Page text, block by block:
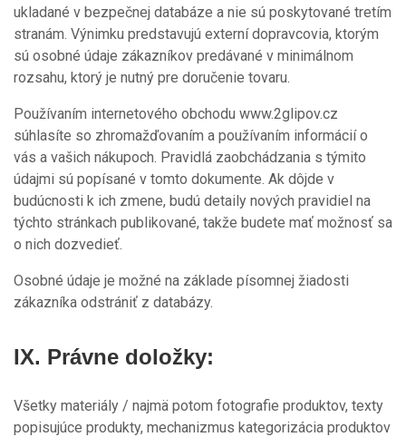
ukladané v bezpečnej databáze a nie sú poskytované tretím
stranám. Výnimku predstavujú externí dopravcovia, ktorým
sú osobné údaje zákazníkov predávané v minimálnom
rozsahu, ktorý je nutný pre doručenie tovaru.
Používaním internetového obchodu www.2glipov.cz
súhlasíte so zhromažďovaním a používaním informácií o
vás a vašich nákupoch. Pravidlá zaobchádzania s týmito
údajmi sú popísané v tomto dokumente. Ak dôjde v
budúcnosti k ich zmene, budú detaily nových pravidiel na
týchto stránkach publikované, takže budete mať možnosť sa
o nich dozvedieť.
Osobné údaje je možné na základe písomnej žiadosti
zákazníka odstrániť z databázy.
IX. Právne doložky:
Všetky materiály / najmä potom fotografie produktov, texty
popisujúce produkty, mechanizmus kategorizácia produktov